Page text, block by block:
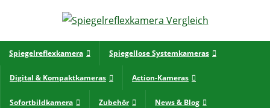
Spiegelreflexkamera Spiegellose Systemkameras
Digital & Kompaktkameras Action-Kameras
Sofortbildkamera Zubehör News & Blog